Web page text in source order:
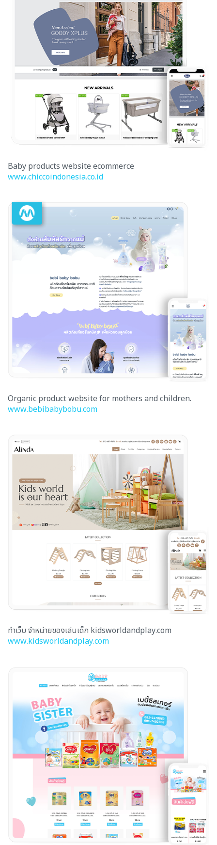
Baby products website ecommerce
www.chiccoindonesia.co.id
Organic product website for mothers and children.
www.bebibabybobu.com
ทำเว็บ จำหน่ายของเล่นเด็ก kidsworldandplay.com
www.kidsworldandplay.com